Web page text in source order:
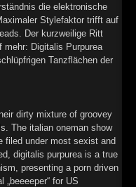
die elektronische
Stylefaktor trifft auf
Der kurzweilige Ritt
mehr: Digitalis Purpurea
Tanzflächen der
dirty mixture of groovey
The italian oneman show
filed under most sexist and
digitalis purpurea is a true
presenting a porn driven
for US